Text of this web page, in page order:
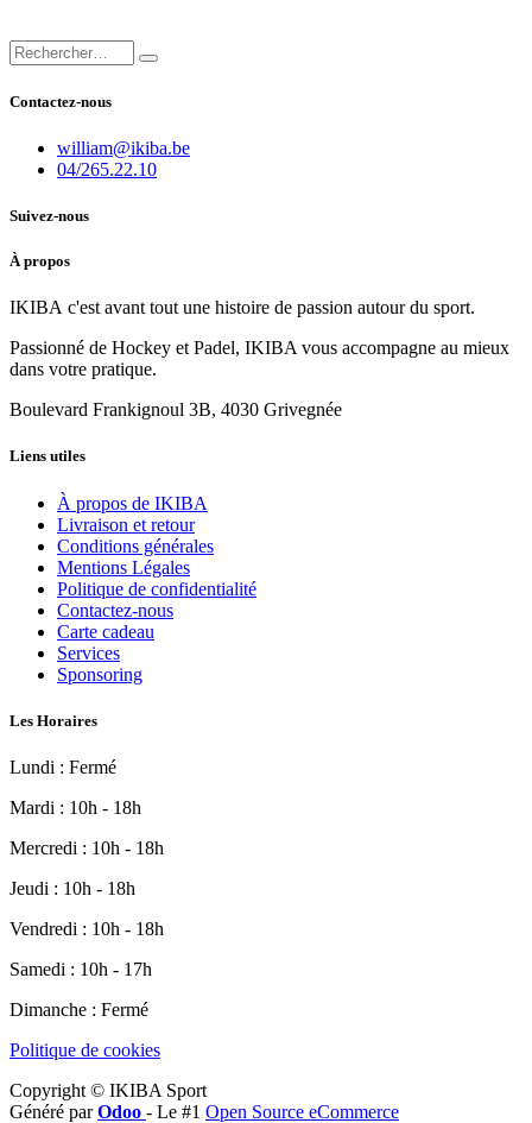
Contactez-nous
william@ikiba.be
04/265.22.10
Suivez-nous
À propos
IKIBA c'est avant tout une histoire de passion autour du sport.
Passionné de Hockey et Padel, IKIBA vous accompagne au mieux
dans votre pratique.
Boulevard Frankignoul 3B, 4030 Grivegnée
Liens utiles
À propos de IKIBA
Livraison et retour
Conditions générales
Mentions Légales
Politique de confidentialité
Contactez-nous
Carte cadeau
Services
Sponsoring
Les Horaires
Lundi : Fermé
Mardi : 10h - 18h
Mercredi : 10h - 18h
Jeudi : 10h - 18h
Vendredi : 10h - 18h
Samedi : 10h - 17h
Dimanche : Fermé
Politique de cookies
Copyright © IKIBA Sport
Généré parOdoo - Le #1 Open Source eCommerce